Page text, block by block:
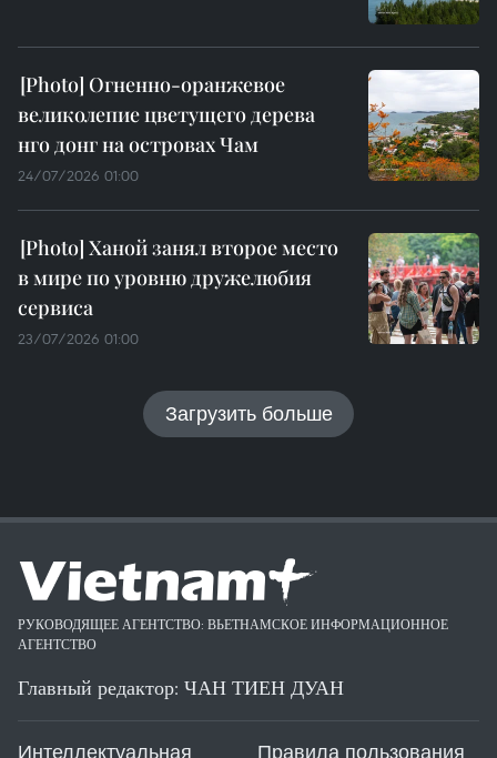
Огненно-оранжевое
великолепие цветущего дерева
нго донг на островах Чам
24/07/2026 01:00
Ханой занял второе место
в мире по уровню дружелюбия
сервиса
23/07/2026 01:00
Загрузить больше
РУКОВОДЯЩЕЕ АГЕНТСТВО: ВЬЕТНАМСКОЕ ИНФОРМАЦИОННОЕ
АГЕНТСТВО
Главный редактор: ЧАН ТИЕН ДУАН
Интеллектуальная Правила пользования